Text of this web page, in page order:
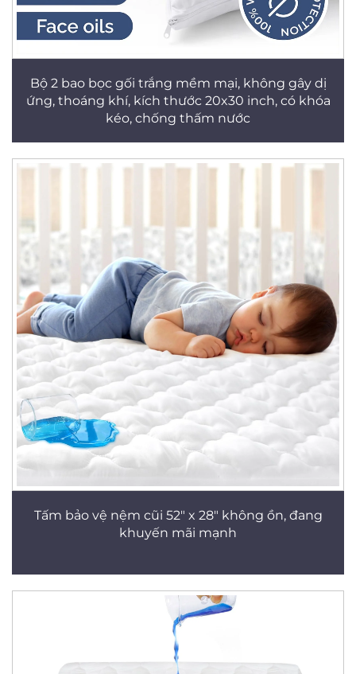
Bộ 2 bao bọc gối trắng mềm mại, không gây dị
ứng, thoáng khí, kích thước 20x30 inch, có khóa
kéo, chống thấm nước
Tấm bảo vệ nệm cũi 52" x 28" không ồn, đang
khuyến mãi mạnh